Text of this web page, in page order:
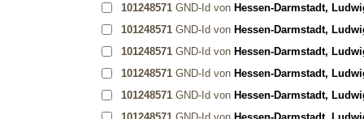
101248571GND-Id von Hessen-Darmstadt,
101248571GND-Id von Hessen-Darmstadt,
101248571GND-Id von Hessen-Darmstadt,
101248571GND-Id von Hessen-Darmstadt,
101248571GND-Id von Hessen-Darmstadt,